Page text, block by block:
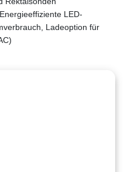
Energieeffiziente LED-
Ladeoption für